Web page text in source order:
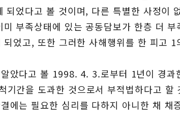
되었다고 볼 것이며, 다른 특별한 사정이
부족상태에 있는 공동담보가 한층 더
었고, 또한 그러한 사해행위를 한 피고
았다고 볼 1998. 4. 3.로부터 1년이 경
기간을 도과한 것으로서 부적법하다고 할
에는 필요한 심리를 다하지 아니한 채 채